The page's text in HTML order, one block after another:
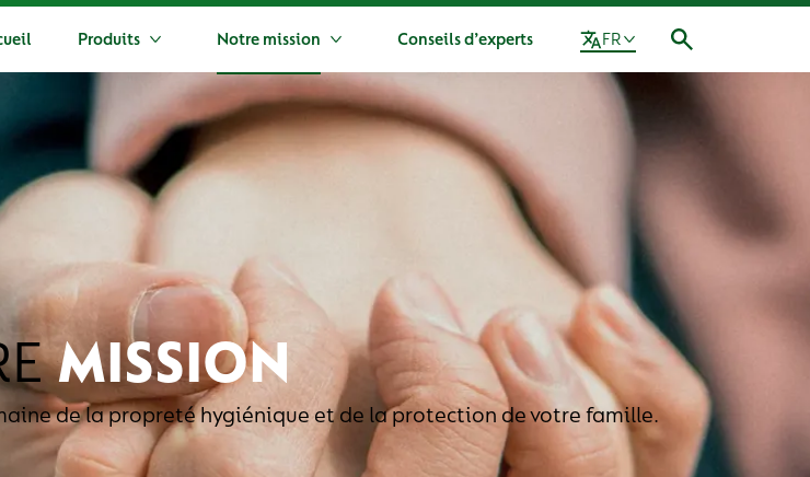
Produits Notre mission Conseils d’experts FR
MISSION
de la propreté hygiénique et de la protection de votre famille.